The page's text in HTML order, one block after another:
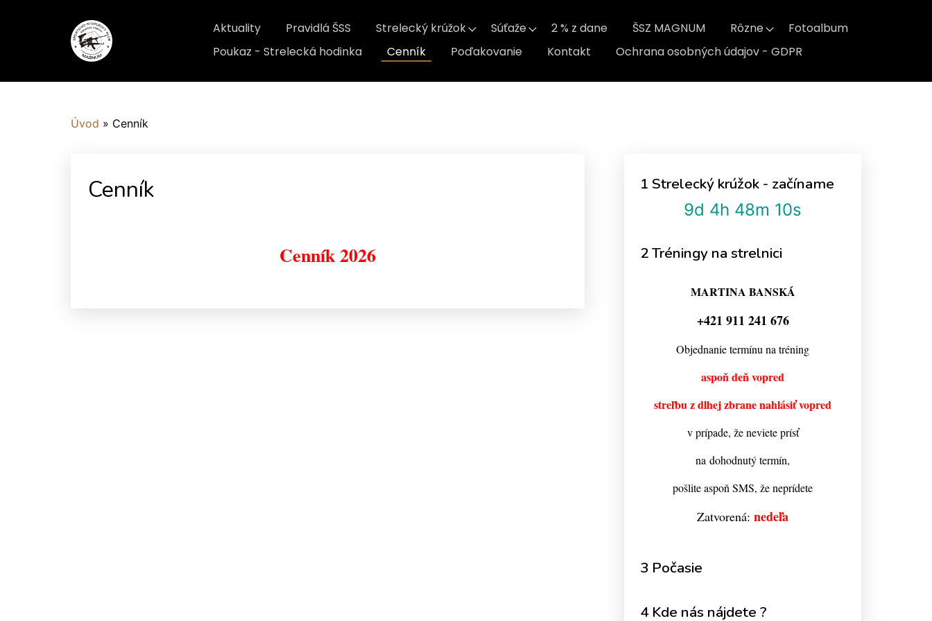
Aktuality Pravidlá ŠSS Strelecký krúžok Súťaže 2 % z dane ŠSZ MAGNUM Rôzne
Fotoalbum
Poukaz - Strelecká hodinka
Cenník Poďakovanie Kontakt Ochrana osobných údajov - GDPR
Úvod » Cenník
Cenník
Cenník 2026
1 Strelecký krúžok - začíname
9d 4h 48m 10s
2 Tréningy na strelnici
MARTINA BANSKÁ
+421 911 241 676
Objednanie termínu na tréning
aspoň deň vopred
streľbu z dlhej zbrane nahlásiť vopred
v prípade, že neviete prísť
na dohodnutý termín,
pošlite aspoň SMS, že neprídete
Zatvorená: nedeľa
3 Počasie
4 Kde nás nájdete ?